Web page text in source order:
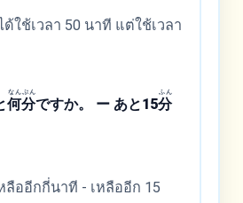
ด้ใช้เวลา 50 นาที แต่ใช้เวลา
何
なん
分
ぷん
ですか。 ー あと15分
ふん
ลืออีกกี่นาที - เหลืออีก 15